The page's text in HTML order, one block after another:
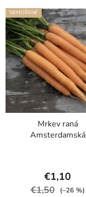
NEMOŘENÉ
Mrkev raná
Amsterdamská
€1,10
€1,50 (–26 %)